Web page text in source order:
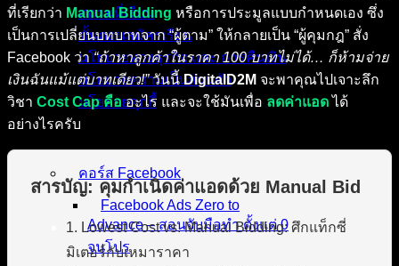
สถานที่เรียน
ขั้นตอนสมัครเรียน
นโยบายทางธุรกิจ และ การคืนเงิน
นโยบายความเป็นส่วนตัว
นโยบายคุกกี้
คอร์ส Facebook
Facebook Ads Zero to
Advance – สอนจับมือทำ ตั้งแต่ 0
จนโปร
ที่เรียกว่า Manual Bidding หรือการประมูลแบบกำหนดเอง ซึ่ง
เป็นการเปลี่ยนบทบาทจาก “ผู้ตาม” ให้กลายเป็น “ผู้คุมกฎ” สั่ง
Facebook ว่า“ถ้าหาลูกค้าในราคา 100 บาทไม่ได้… ก็ห้ามจ่าย
เงินฉันแม้แต่บาทเดียว!”วันนี้DigitalD2M จะพาคุณไปเจาะลึก
วิชา Cost Cap คืออะไร และจะใช้มันเพื่อ ลดค่าแอดได้
อย่างไรครับ
สารบัญ: คุมกำเนิดค่าแอดด้วย Manual Bid
1. Lowest Cost vs. Manual Bidding: ศึกแท็กซี่
มิเตอร์กับเหมาราคา